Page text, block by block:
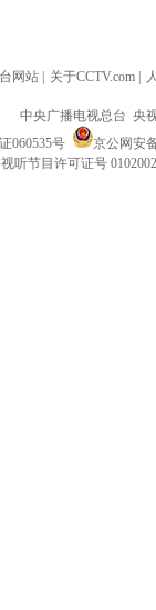
网站 关于CCTV.com
中央广播电视总台 央
060535号
京公网安
听节目许可证号